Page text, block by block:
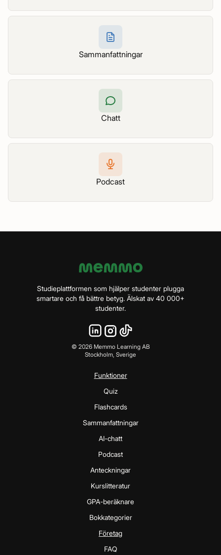
Sammanfattningar
Chatt
Podcast
Studieplattformen som hjälper studenter plugga
smartare och få bättre betyg. Älskat av 40 000+
studenter.
© 2026Memmo Learning AB
Stockholm, Sverige
Funktioner
Quiz
Flashcards
Sammanfattningar
AI-chatt
Podcast
Anteckningar
Kurslitteratur
GPA-beräknare
Bokkategorier
Företag
FAQ